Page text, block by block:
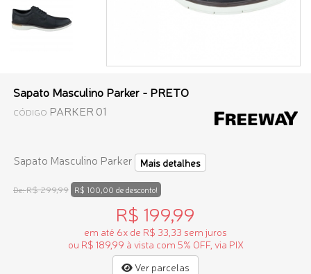
Sapato Masculino Parker - PRETO
CÓDIGO PARKER 01
Sapato Masculino Parker Mais detalhes
De:R$ 299,99 R$ 100,00 de desconto!
R$ 199,99
em até 6x de R$ 33,33 sem juros
ou R$ 189,99 à vista com 5% OFF, via PIX
Ver parcelas